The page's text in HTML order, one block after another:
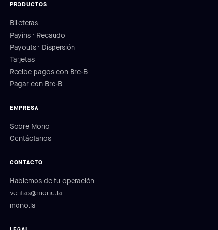
PRODUCTOS
Billeteras
Payins · Recaudo
Payouts · Dispersión
Tarjetas
Recibe pagos con Bre-B
Pagar con Bre-B
EMPRESA
Sobre Mono
Contáctanos
CONTACTO
Hablemos de tu operación
ventas@mono.la
mono.la